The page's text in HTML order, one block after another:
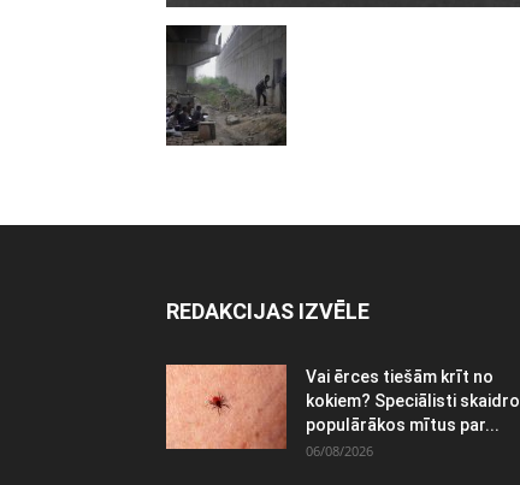
REDAKCIJAS IZVĒLE
Vai ērces tiešām krīt no
kokiem? Speciālisti skaidro
populārākos mītus par...
06/08/2026